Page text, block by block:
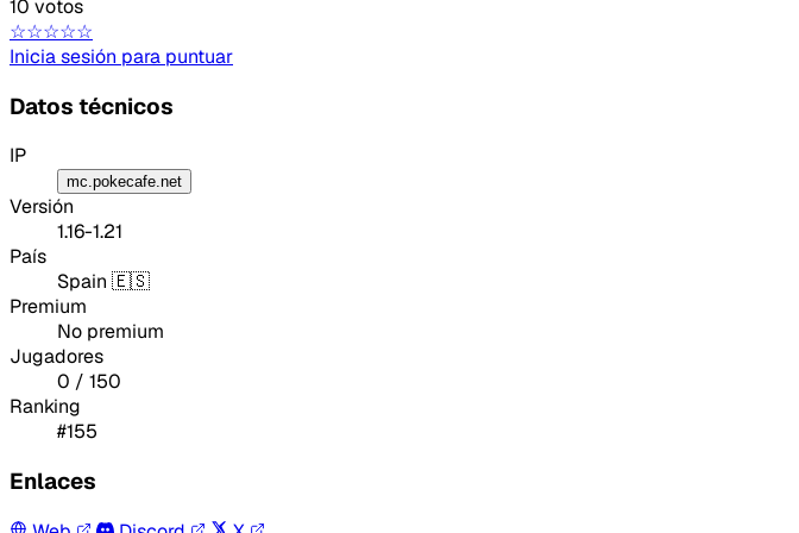
10 votos
☆☆☆☆☆
Inicia sesión para puntuar
Datos técnicos
IP
mc.pokecafe.net
Versión
1.16-1.21
País
Spain 🇪🇸
Premium
No premium
Jugadores
0 / 150
Ranking
#155
Enlaces